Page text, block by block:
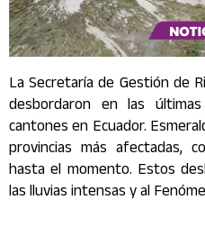
La Secretaría de Gestión de
desbordaron en las
cantones en Ecuador.
provincias más afectadas,
hasta el momento. Estos
las lluvias intensas y al